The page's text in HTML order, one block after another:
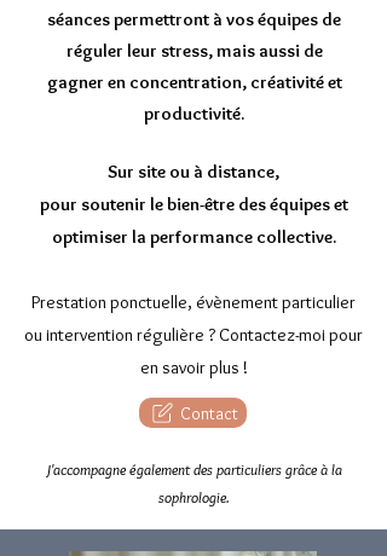
séances permettront à vos équipes de
réguler leur stress, mais aussi de
gagner en concentration, créativité et
productivité.
Sur site ou à distance,
pour soutenir le bien-être des équipes et
optimiser la performance collective.
Prestation ponctuelle, évènement particulier
ou intervention régulière ? Contactez-moi pour
en savoir plus !
Contact
J'accompagne également des particuliers grâce à la
sophrologie.